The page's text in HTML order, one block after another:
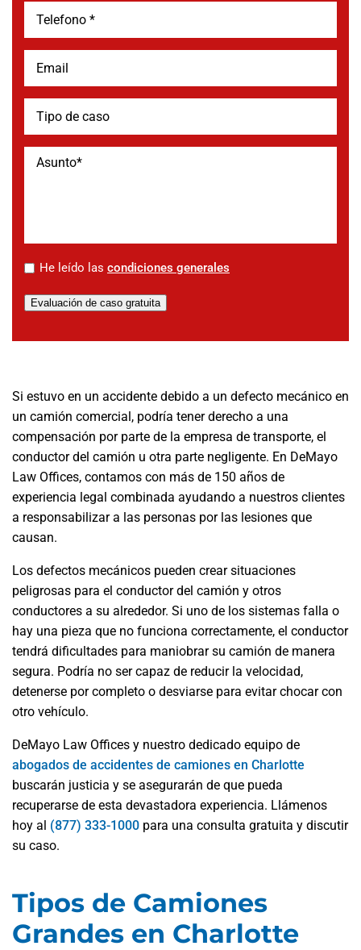
* He leído las condiciones generales
Evaluación de caso gratuita
Si estuvo en un accidente debido a un defecto mecánico en
un camión comercial, podría tener derecho a una
compensación por parte de la empresa de transporte, el
conductor del camión u otra parte negligente. En DeMayo
Law Offices, contamos con más de 150 años de
experiencia legal combinada ayudando a nuestros clientes
a responsabilizar a las personas por las lesiones que
causan.
Los defectos mecánicos pueden crear situaciones
peligrosas para el conductor del camión y otros
conductores a su alrededor. Si uno de los sistemas falla o
hay una pieza que no funciona correctamente, el conductor
tendrá dificultades para maniobrar su camión de manera
segura. Podría no ser capaz de reducir la velocidad,
detenerse por completo o desviarse para evitar chocar con
otro vehículo.
DeMayo Law Offices y nuestro dedicado equipo de
abogados de accidentes de camiones en Charlotte
buscarán justicia y se asegurarán de que pueda
recuperarse de esta devastadora experiencia. Llámenos
hoy al (877) 333-1000 para una consulta gratuita y discutir
su caso.
Tipos de Camiones
Grandes en Charlotte